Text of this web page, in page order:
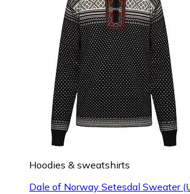
Hoodies & sweatshirts
Dale of Norway Setesdal Sweater